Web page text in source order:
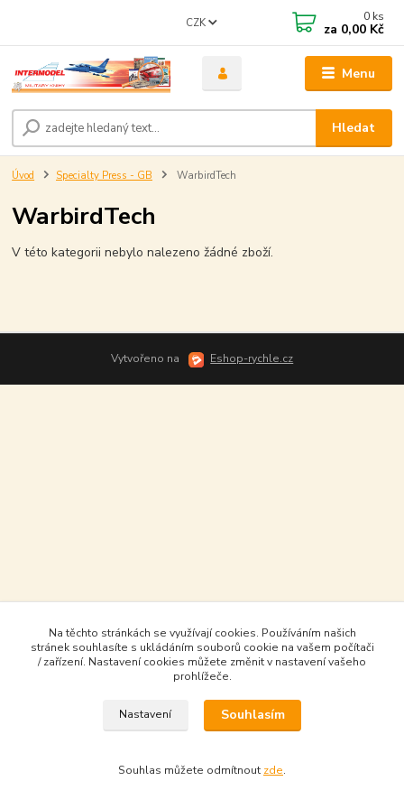
Menu
CZK
Hledat
0 ks
za 0,00 Kč
Úvod Specialty Press - GB WarbirdTech
WarbirdTech
V této kategorii nebylo nalezeno žádné zboží.
Vytvořeno na Eshop-rychle.cz
Na těchto stránkách se využívají cookies. Používáním našich
stránek souhlasíte s ukládáním souborů cookie na vašem počítači
/ zařízení. Nastavení cookies můžete změnit v nastavení vašeho
prohlížeče.
Nastavení Souhlasím
Souhlas můžete odmítnout zde.